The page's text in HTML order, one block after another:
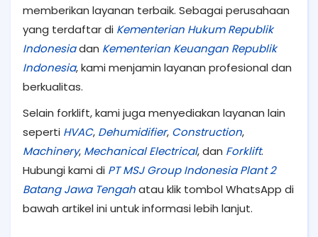
memberikan layanan terbaik. Sebagai perusahaan
yang terdaftar di Kementerian Hukum Republik
Indonesiadan Kementerian Keuangan Republik
Indonesia, kami menjamin layanan profesional dan
berkualitas.
Selain forklift, kami juga menyediakan layanan lain
seperti HVAC, Dehumidifier, Construction,
Machinery, Mechanical Electrical, dan Forklift.
Hubungi kami di PT MSJ Group Indonesia Plant 2
Batang Jawa Tengahatau klik tombol WhatsApp di
bawah artikel ini untuk informasi lebih lanjut.